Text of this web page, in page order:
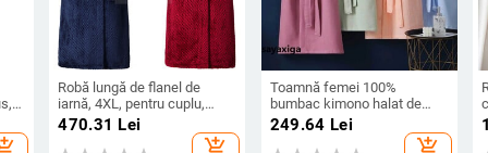
Robă lungă de flanel de
iarnă, 4XL, pentru cuplu,
îmbrăcămintea de noapte,
groasă, caldă, fleece coral,
470.31 Lei
add_shopping_cart
Toamnă femei 100%
bumbac kimono halat de
baie halate de domnișoară
de onoare pentru femeie
249.64 Lei
add_shopping_cart